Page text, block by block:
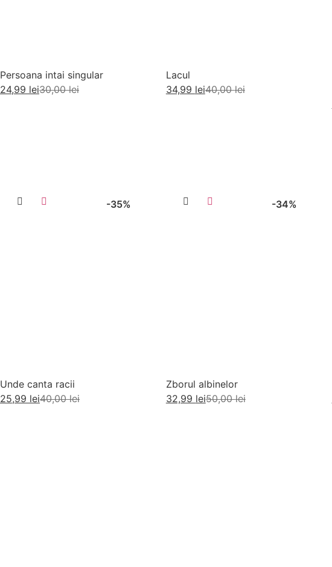
Persoana intai singular
30,00lei
24,99 lei
Lacul
40,00lei
34,99 lei
-35%
Unde canta racii
40,00lei
25,99 lei
-34%
Zborul albinelor
50,00lei
32,99 lei